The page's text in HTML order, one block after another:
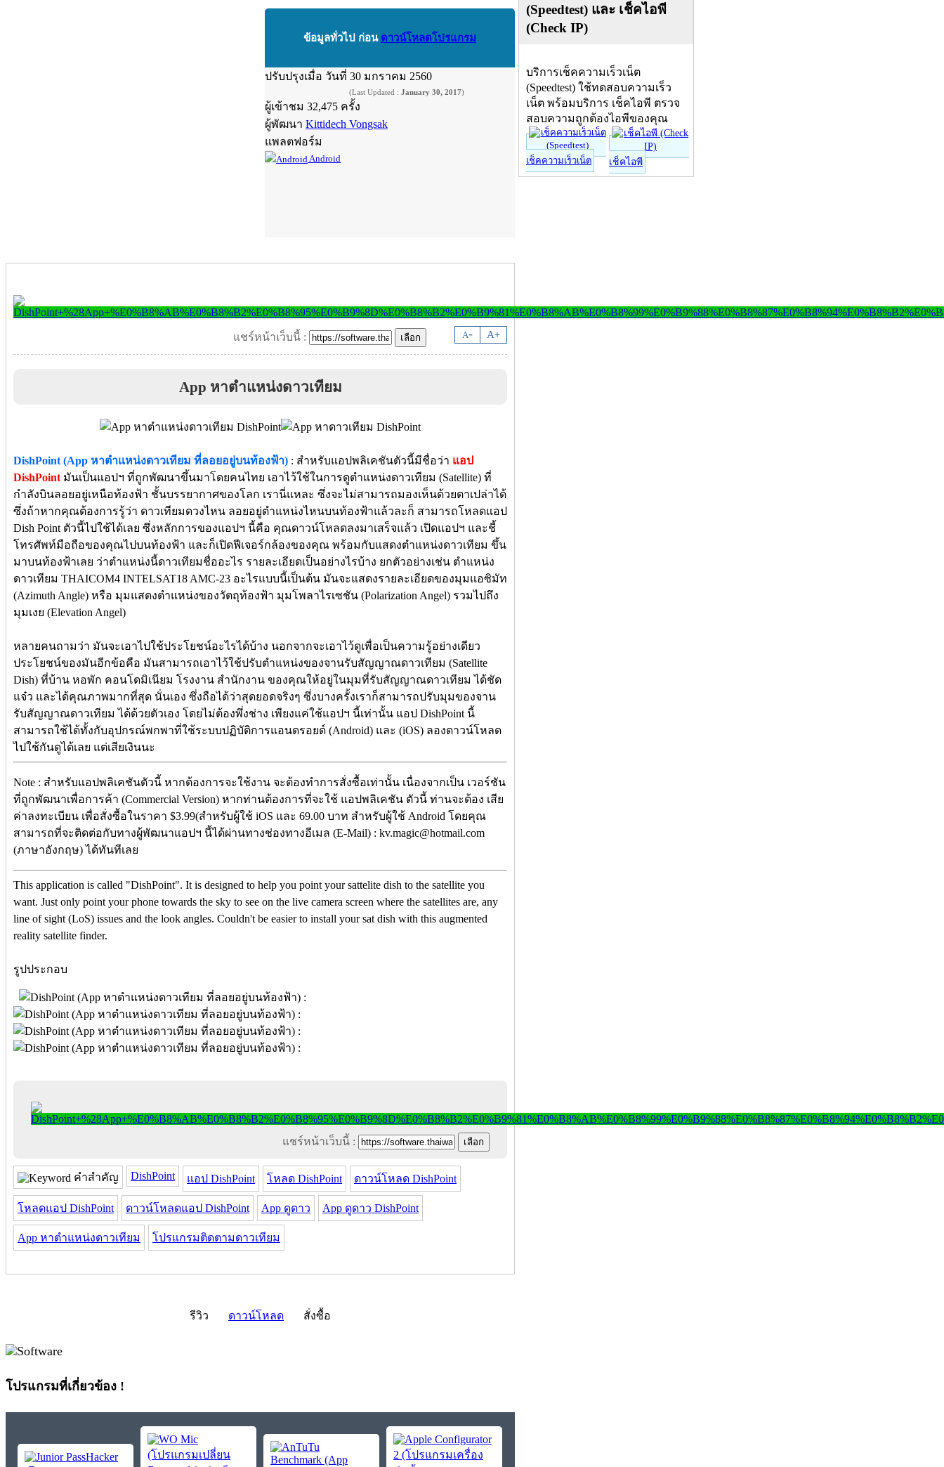
ข้อมูลทั่วไป ก่อน ดาวน์โหลดโปรแกรม
ปรับปรุงเมื่อ วันที่ 30 มกราคม 2560
(Last Updated : January 30, 2017)
ผู้เข้าชม 32,475 ครั้ง
ผู้พัฒนา Kittidech Vongsak
แพลตฟอร์ม
Android
A- A+
แชร์หน้าเว็บนี้ :
App หาตำแหน่งดาวเทียม
DishPoint (App หาตําแหน่งดาวเทียม ที่ลอยอยู่บนท้องฟ้า) : สำหรับแอปพลิเคชันตัวนี้มีชื่อว่า แอป
DishPoint มันเป็นแอปฯ ที่ถูกพัฒนาขึ้นมาโดยคนไทย เอาไว้ใช้ในการดูตำแหน่งดาวเทียม (Satellite) ที่
กำลังบินลอยอยู่เหนือท้องฟ้า ชั้นบรรยากาศของโลก เรานี่แหละ ซึ่งจะไม่สามารถมองเห็นด้วยตาเปล่าได้
ซึ่งถ้าหากคุณต้องการรู้ว่า ดาวเทียมดวงไหน ลอยอยู่ตำแหน่งไหนบนท้องฟ้าแล้วละก็ สามารถโหลดแอป
Dish Point ตัวนี้ไปใช้ได้เลย ซึ่งหลักการของแอปฯ นี้คือ คุณดาวน์โหลดลงมาเสร็จแล้ว เปิดแอปฯ และชี้
โทรศัพท์มือถือของคุณไปบนท้องฟ้า และก็เปิดฟีเจอร์กล้องของคุณ พร้อมกับแสดงตำแหน่งดาวเทียม ขึ้น
มาบนท้องฟ้าเลย ว่าตำแหน่งนี้ดาวเทียมชื่ออะไร รายละเอียดเป็นอย่างไรบ้าง ยกตัวอย่างเช่น ตำแหน่ง
ดาวเทียม THAICOM4 INTELSAT18 AMC-23 อะไรแบบนี้เป็นต้น มันจะแสดงรายละเอียดของมุมแอซิมัท
(Azimuth Angle) หรือ มุมแสดงตำแหน่งของวัตถุท้องฟ้า มุมโพลาไรเซชัน (Polarization Angel) รวมไปถึง
มุมเงย (Elevation Angel)
หลายคนถามว่า มันจะเอาไปใช้ประโยชน์อะไรได้บ้าง นอกจากจะเอาไว้ดูเพื่อเป็นความรู้อย่างเดียว
ประโยชน์ของมันอีกข้อคือ มันสามารถเอาไว้ใช้ปรับตำแหน่งของจานรับสัญญาณดาวเทียม (Satellite
Dish) ที่บ้าน หอพัก คอนโดมิเนียม โรงงาน สำนักงาน ของคุณให้อยู่ในมุมที่รับสัญญาณดาวเทียม ได้ชัด
แจ๋ว และได้คุณภาพมากที่สุด นั่นเอง ซึ่งถือได้ว่าสุดยอดจริงๆ ซึ่งบางครั้งเราก็สามารถปรับมุมของจาน
รับสัญญาณดาวเทียม ได้ด้วยตัวเอง โดยไม่ต้องพึ่งช่าง เพียงแค่ใช้แอปฯ นี้เท่านั้น แอป DishPoint นี้
สามารถใช้ได้ทั้งกับอุปกรณ์พกพาที่ใช้ระบบปฏิบัติการแอนดรอยด์ (Android) และ (iOS) ลองดาวน์โหลด
ไปใช้กันดูได้เลย แต่เสียเงินนะ
Note : สำหรับแอปพลิเคชันตัวนี้ หากต้องการจะใช้งาน จะต้องทำการสั่งซื้อเท่านั้น เนื่องจากเป็น เวอร์ชัน
ที่ถูกพัฒนาเพื่อการค้า (Commercial Version) หากท่านต้องการที่จะใช้ แอปพลิเคชัน ตัวนี้ ท่านจะต้อง เสีย
ค่าลงทะเบียน เพื่อสั่งซื้อในราคา $3.99(สำหรับผู้ใช้ iOS และ 69.00 บาท สำหรับผู้ใช้ Android โดยคุณ
สามารถที่จะติดต่อกับทางผู้พัฒนาแอปฯ นี้ได้ผ่านทางช่องทางอีเมล (E-Mail) : kv.magic@hotmail.com
(ภาษาอังกฤษ) ได้ทันทีเลย
This application is called "DishPoint". It is designed to help you point your sattelite dish to the satellite you
want. Just only point your phone towards the sky to see on the live camera screen where the satellites are, any
line of sight (LoS) issues and the look angles. Couldn't be easier to install your sat dish with this augmented
reality satellite finder.
รูปประกอบ
แชร์หน้าเว็บนี้ :
คำสำคัญ DishPoint แอป DishPoint โหลด DishPoint ดาวน์โหลด DishPoint
โหลดแอป DishPoint ดาวน์โหลดแอป DishPoint App ดูดาว App ดูดาว DishPoint
App หาตำแหน่งดาวเทียม โปรแกรมติดตามดาวเทียม
รีวิว ดาวน์โหลด สั่งซื้อ
โปรแกรมที่เกี่ยวข้อง !
(Speedtest) และ เช็คไอพี
(Check IP)
บริการเช็คความเร็วเน็ต
(Speedtest) ใช้ทดสอบความเร็ว
เน็ต พร้อมบริการ เช็คไอพี ตรวจ
สอบความถูกต้องไอพีของคุณ
เช็คความเร็วเน็ต เช็คไอพี